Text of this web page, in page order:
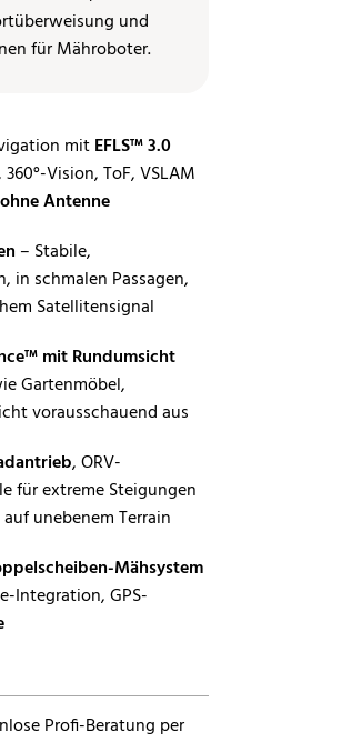
mitEFLS™ 3.0
Vision, ToF, VSLAM
Antenne
– Stabile,
in schmalen Passagen,
Satellitensignal
mit Rundumsicht
Gartenmöbel,
vorausschauend aus
, ORV-
für extreme Steigungen
unebenem Terrain
Mähsystem
Integration, GPS-